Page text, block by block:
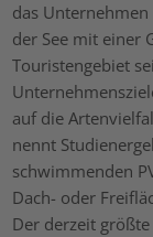
das
der See mit einer
Touristengebiet
auf die
nennt
schwimmenden
Dach- oder
Der derzeit